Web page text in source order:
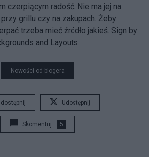
czerpiącym radość. Nie ma jej na
grillu czy na zakupach. Żeby
trzeba mieć źródło jakieś. Sign by
and Layouts
Nowości od blogera
Udostępnij
Skomentuj 5